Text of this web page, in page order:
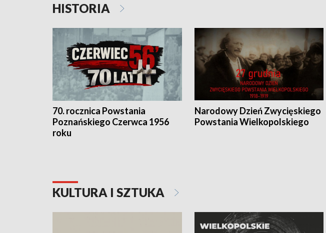
HISTORIA
70. rocznica Powstania
Poznańskiego Czerwca 1956
roku
Narodowy Dzień Zwycięskiego
Powstania Wielkopolskiego
KULTURA I SZTUKA